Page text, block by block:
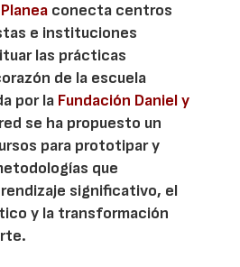
conecta centros
e instituciones
las prácticas
de la escuela
por la Fundación Daniel y
se ha propuesto un
para prototipar y
que
significativo, el
y la transformación